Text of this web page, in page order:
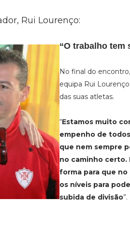
Rui Lourenço:
“O trabalho tem
No final do
equipa Rui
das suas atletas.
“Estamos muito
empenho de
que nem sempre
no caminho certo.
forma para que
os níveis para
subida de divisão”.